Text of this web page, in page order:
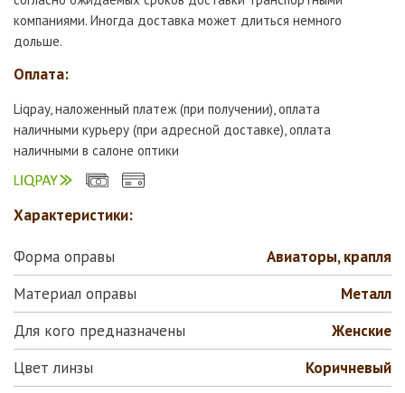
компаниями. Иногда доставка может длиться немного
дольше.
Оплата:
Liqpay, наложенный платеж (при получении), оплата
наличными курьеру (при адресной доставке), оплата
наличными в салоне оптики
Характеристики:
Форма оправы
Авиаторы, крапля
Материал оправы
Металл
Для кого предназначены
Женские
Цвет линзы
Коричневый